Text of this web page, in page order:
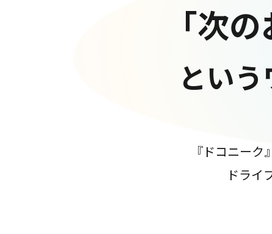
「次
とい
『ドコニー
ドライ